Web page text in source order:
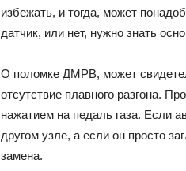
избежать, и тогда, может
датчик, или нет, нужно знать
О поломке ДМРВ, может
отсутствие плавного разгона.
нажатием на педаль газа. Если
другом узле, а если он просто
замена.